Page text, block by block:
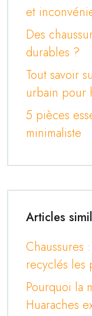
et
Des
durables ?
Tout savoir
urbain pour
5 pièces
minimaliste
Articles
Chaussures
recyclés les
Pourquoi la
Huaraches